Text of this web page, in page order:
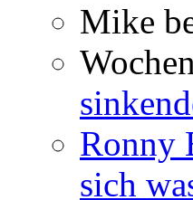
Mike
Ronny
sich